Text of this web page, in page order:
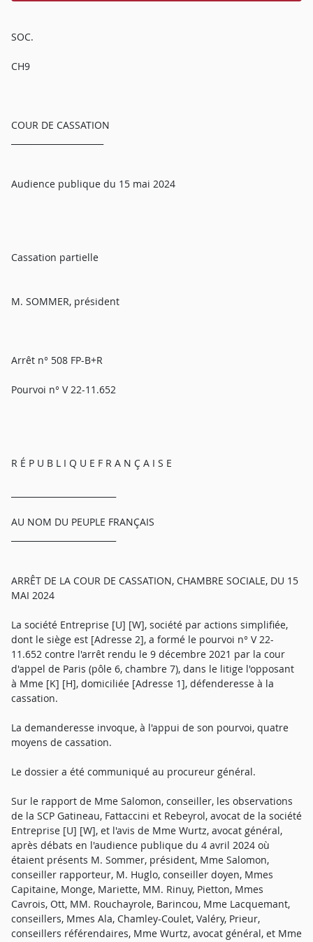
SOC.
CH9
COUR DE CASSATION
Audience publique du 15 mai 2024
Cassation partielle
M. SOMMER, président
Arrêt n° 508 FP-B+R
Pourvoi n° V 22-11.652
R É P U B L I Q U E F R A N Ç A I S E
AU NOM DU PEUPLE FRANÇAIS
ARRÊT DE LA COUR DE CASSATION, CHAMBRE SOCIALE, DU 15
MAI 2024
La société Entreprise [U] [W], société par actions simplifiée,
dont le siège est [Adresse 2], a formé le pourvoi n° V 22-
11.652 contre l'arrêt rendu le 9 décembre 2021 par la cour
d'appel de Paris (pôle 6, chambre 7), dans le litige l'opposant
à Mme [K] [H], domiciliée [Adresse 1], défenderesse à la
cassation.
La demanderesse invoque, à l'appui de son pourvoi, quatre
moyens de cassation.
Le dossier a été communiqué au procureur général.
Sur le rapport de Mme Salomon, conseiller, les observations
de la SCP Gatineau, Fattaccini et Rebeyrol, avocat de la société
Entreprise [U] [W], et l'avis de Mme Wurtz, avocat général,
après débats en l'audience publique du 4 avril 2024 où
étaient présents M. Sommer, président, Mme Salomon,
conseiller rapporteur, M. Huglo, conseiller doyen, Mmes
Capitaine, Monge, Mariette, MM. Rinuy, Pietton, Mmes
Cavrois, Ott, MM. Rouchayrole, Barincou, Mme Lacquemant,
conseillers, Mmes Ala, Chamley-Coulet, Valéry, Prieur,
conseillers référendaires, Mme Wurtz, avocat général, et Mme